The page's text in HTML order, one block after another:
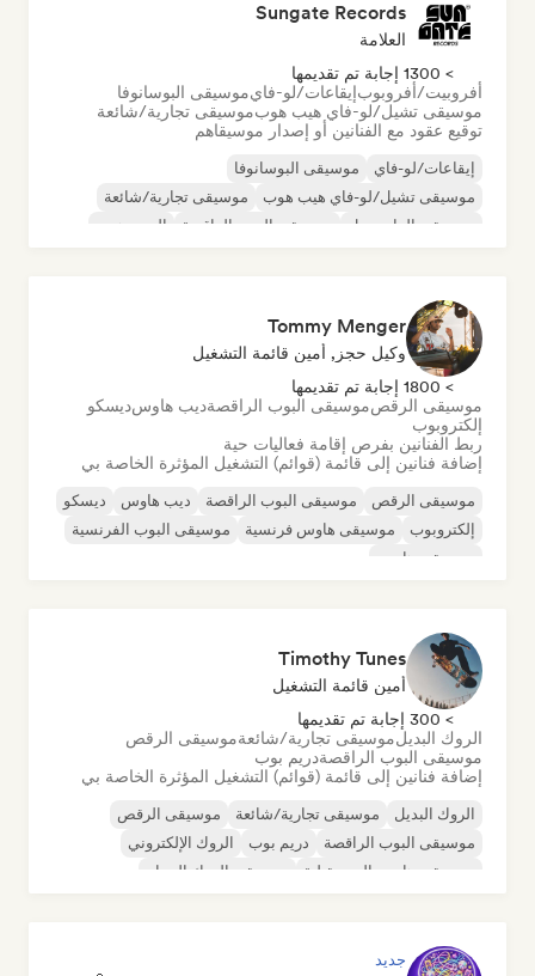
Sungate Records
العلامة
> 1300 إجابة تم تقديمها
أفروبيت/أفروبوبإيقاعات/لو-فايموسيقى البوسانوفا
موسيقى تشيل/لو-فاي هيب هوبموسيقى تجارية/شائعة
توقيع عقود مع الفنانين أو إصدار موسيقاهم
إيقاعات/لو-فاي
موسيقى البوسانوفا
موسيقى تشيل/لو-فاي هيب هوب
موسيقى تجارية/شائعة
موسيقى الدانسهول
موسيقى البوب الراقصة
الهيب هوب
Tommy Menger
وكيل حجز, أمين قائمة التشغيل
> 1800 إجابة تم تقديمها
موسيقى الرقصموسيقى البوب الراقصةديب هاوسديسكو
إلكتروبوب
ربط الفنانين بفرص إقامة فعاليات حية
إضافة فنانين إلى قائمة (قوائم) التشغيل المؤثرة الخاصة بي
موسيقى الرقص موسيقى البوب الراقصة ديب هاوس
ديسكو
إلكتروبوب
موسيقى هاوس فرنسية
موسيقى البوب الفرنسية
موسيقى هاوس
Timothy Tunes
أمين قائمة التشغيل
> 300 إجابة تم تقديمها
الروك البديلموسيقى تجارية/شائعةموسيقى الرقص
موسيقى البوب الراقصةدريم بوب
إضافة فنانين إلى قائمة (قوائم) التشغيل المؤثرة الخاصة بي
الروك البديل موسيقى تجارية/شائعة
موسيقى الرقص
موسيقى البوب الراقصة
دريم بوب
الروك الإلكتروني
موسيقى هاوس المستقبلية
موسيقى الروك الجراج
جديد